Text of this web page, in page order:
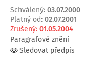
Schválený: 03.07.2000
Platný od: 02.07.2001
Zrušený: 01.05.2004
Paragrafové znění
Sledovat předpis